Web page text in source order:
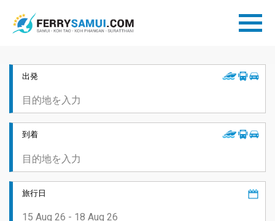
出発
到着
旅行日